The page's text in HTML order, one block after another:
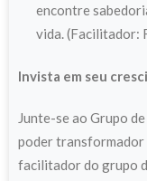
encontre
vida. (Facilitador:
Invista em seu
Junte-se ao Grupo
poder transformador
facilitador do grupo